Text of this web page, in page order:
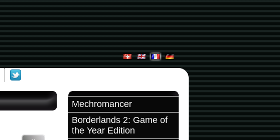
Mechromancer
Borderlands 2: Game of
the Year Edition